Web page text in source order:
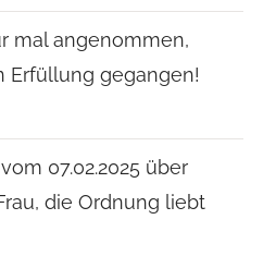
mal angenommen,
Erfüllung gegangen!
07.02.2025 über
die Ordnung liebt